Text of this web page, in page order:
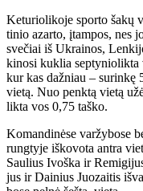
Ke­tu­rio­li­ko­je spor­to ša­kų
ti­nio azar­to, įtam­pos, nes
sve­čiai iš Uk­rai­nos,
ki­no­si kuk­lia sep­ty­nio­lik­ta
kur kas daž­niau – su­rin­kę
vie­tą. Nuo penk­tą vie­tą
lik­ta vos 0,75 taš­ko.
Ko­man­di­nė­se var­žy­bo­se
rung­ty­je iš­ko­vo­ta an­tra
Sau­lius Ivoš­ka ir
jus ir Dai­nius Juo­zai­tis